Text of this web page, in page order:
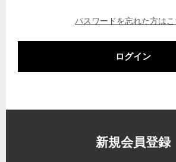
パスワードを忘れた方はこ
ログイン
新規会員登録